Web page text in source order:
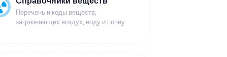
Перечень и коды веществ,
загрязняющих воздух, воду и почву